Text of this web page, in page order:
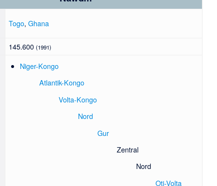
Togo, Ghana
145.600 (1991)
Niger-Kongo
Atlantik-Kongo
Volta-Kongo
Nord
Gur
Zentral
Nord
Oti-Volta